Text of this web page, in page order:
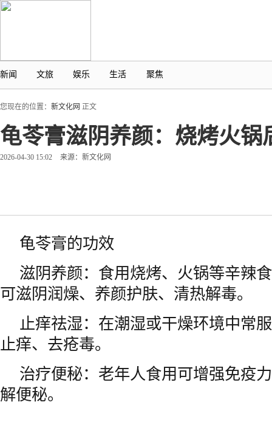
新闻 文旅 娱乐 生活 聚焦
您现在的位置： 新文化网 正文
龟苓膏滋阴养颜：烧烤火
2026-04-30 15:02 来源：新文化网
龟苓膏的功效
滋阴养颜：食用烧烤、火锅等辛辣
可滋阴润燥、养颜护肤、清热解毒。
止痒祛湿：在潮湿或干燥环境中常
止痒、去疮毒。
治疗便秘：老年人食用可增强免疫
解便秘。